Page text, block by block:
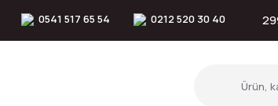
0541 517 65 54 0212 520 30 40